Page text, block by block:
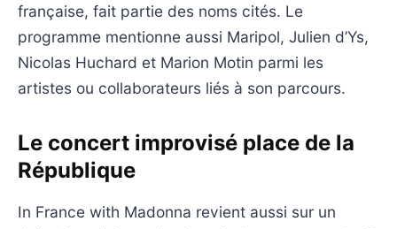
française, fait partie des noms cités. Le
programme mentionne aussi Maripol, Julien d’Ys,
Nicolas Huchard et Marion Motin parmi les
artistes ou collaborateurs liés à son parcours.
Le concert improvisé place de la
République
In France with Madonna revient aussi sur un